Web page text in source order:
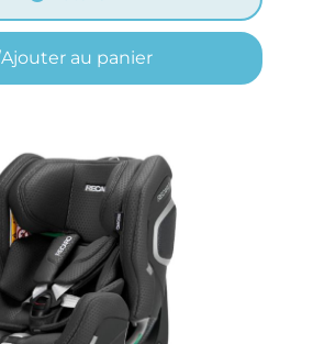
Ajouter au panier